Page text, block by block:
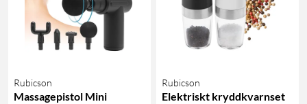
Rubicson
Massagepistol Mini
Rubicson
Elektriskt kryddkvarnset